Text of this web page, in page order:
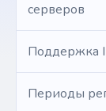
серверов
Поддержка
Периоды